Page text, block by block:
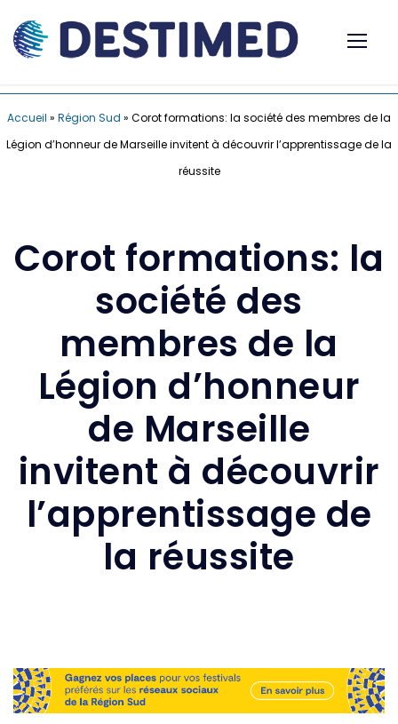
Accueil » Région Sud » Corot formations: la société des membres de la
Légion d’honneur de Marseille invitent à découvrir l’apprentissage de la
réussite
Corot formations: la
société des
membres de la
Légion d’honneur
de Marseille
invitent à découvrir
l’apprentissage de
la réussite